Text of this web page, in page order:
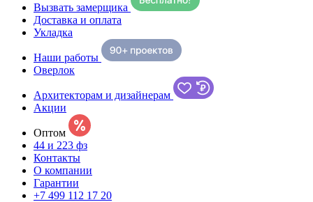
Вызвать замерщика
Доставка и оплата
Укладка
Наши работы
Оверлок
Архитекторам и дизайнерам
Акции
Оптом
44 и 223 фз
Контакты
О компании
Гарантии
+7 499 112 17 20